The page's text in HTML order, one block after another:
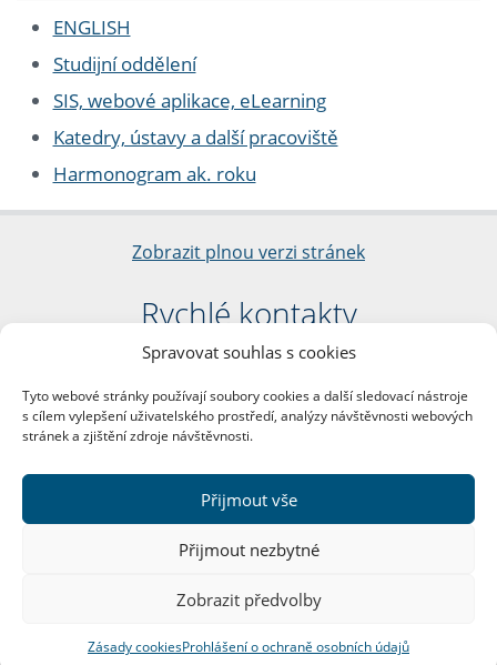
Spravovat souhlas s cookies
Tyto webové stránky používají soubory cookies a další sledovací nástroje
s cílem vylepšení uživatelského prostředí, analýzy návštěvnosti webových
stránek a zjištění zdroje návštěvnosti.
Přijmout vše
Přijmout nezbytné
Zobrazit předvolby
Zásady cookiesProhlášení o ochraně osobních údajů
ENGLISH
Studijní oddělení
SIS, webové aplikace, eLearning
Katedry, ústavy a další pracoviště
Harmonogram ak. roku
Zobrazit plnou verzi stránek
Rychlé kontakty
Filozofická fakulta
nám. Jana Palacha 1/2
116 38 Praha 1
DIČ: CZ00216208
Další kontakty